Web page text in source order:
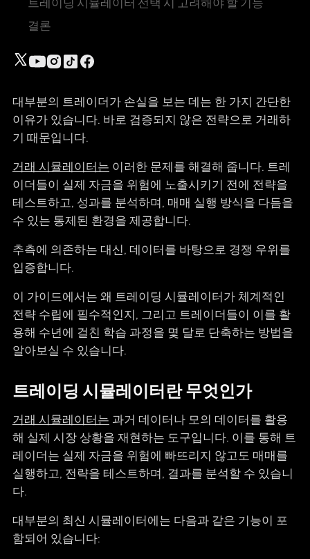
대부분의 트레이더가 손실을 보는 데는 한 가지 간단한
이유가 있습니다. 바로 검증되지 않은 전략으로 거래하
기 때문입니다.
거래 시뮬레이터는 이러한 문제를 해결해 줍니다. 트레
이더들이 실제 자금을 위험에 노출시키기 전에 전략을
테스트하고, 성과를 분석하며, 매매 실행 방식을 다듬을
수 있는 통제된 환경을 제공합니다.
추측에 의존하는 대신, 데이터를 바탕으로 경쟁 우위를
입증합니다.
이 가이드에서는 왜 트레이딩 시뮬레이터가 체계적인
전략 수립에 필수적인지, 그리고 트레이더들이 이를 활
용해 수년에 걸친 학습 과정을 몇 달로 단축하는 방법을
알아보실 수 있습니다.
트레이딩 시뮬레이터란 무엇인가
거래 시뮬레이터는 과거 데이터나 모의 데이터를 활용
해 실제 시장 상황을 재현하는 도구입니다. 이를 통해 트
레이더는 실제 자금을 위험에 빠뜨리지 않고도 매매를
실행하고, 전략을 테스트하며, 결과를 분석할 수 있습니
다.
대부분의 최신 시뮬레이터에는 다음과 같은 기능이 포
함되어 있습니다:
결론